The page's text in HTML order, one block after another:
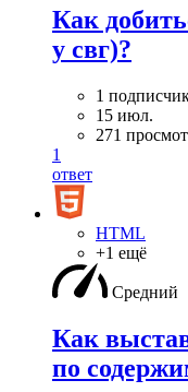
Как
у свг)?
1
15 июл.
271
1
ответ
HTML
+1 ещё
Средний
Как
по